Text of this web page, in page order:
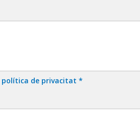
política de privacitat *